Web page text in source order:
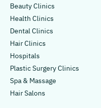
Beauty Clinics
Health Clinics
Dental Clinics
Hair Clinics
Hospitals
Plastic Surgery Clinics
Spa & Massage
Hair Salons